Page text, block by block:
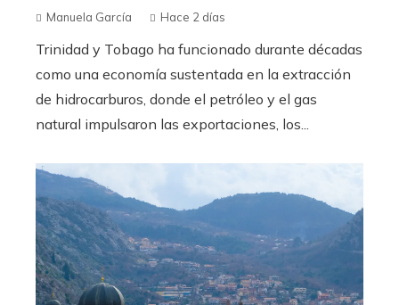
Manuela García Hace 2 días
Trinidad y Tobago ha funcionado durante décadas
como una economía sustentada en la extracción
de hidrocarburos, donde el petróleo y el gas
natural impulsaron las exportaciones, los...